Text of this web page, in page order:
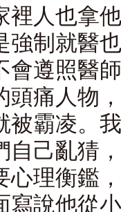
裡人也拿
強制就醫
會遵照醫
頭痛人物
被霸凌。
自己亂猜
心理衡鑑
寫說他從